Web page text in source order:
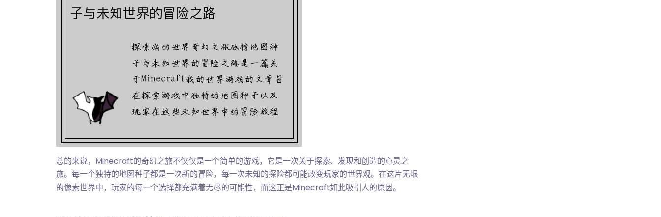
总的来说，Minecraft的奇幻之旅不仅仅是一个简单的游戏，它是一次关于探索、发现和创造的心灵之
旅。每一个独特的地图种子都是一次新的冒险，每一次未知的探险都可能改变玩家的世界观。在这片无垠
的像素世界中，玩家的每一个选择都充满着无尽的可能性，而这正是Minecraft如此吸引人的原因。